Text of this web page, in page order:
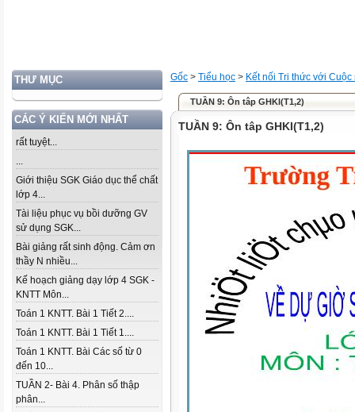
THƯ MỤC
CÁC Ý KIẾN MỚI NHẤT
rất tuyệt...
...
Giới thiệu SGK Giáo dục thể chất
lớp 4...
Tài liệu phục vụ bồi dưỡng GV
sử dụng SGK...
Bài giảng rất sinh động. Cảm ơn
thầy N nhiều...
Kế hoạch giảng dạy lớp 4 SGK -
KNTT Môn...
Toán 1 KNTT. Bài 1 Tiết 2....
Toán 1 KNTT. Bài 1 Tiết 1....
Toán 1 KNTT. Bài Các số từ 0
đến 10...
TUẦN 2- Bài 4. Phân số thập
phân...
Gốc > Tiểu học > Kết nối Tri thức với Cuộc
TUẦN 9: Ôn tâp GHKI(T1,2)
TUẦN 9: Ôn tâp GHKI(T1,2)